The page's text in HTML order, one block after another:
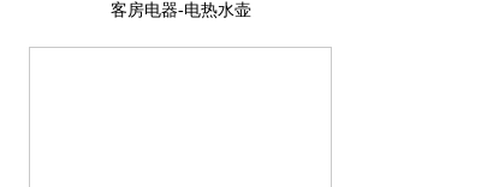
客房电器-电热水壶